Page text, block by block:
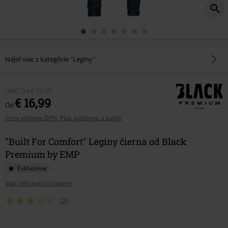
Nájsť viac z kategórie "Legíny"
OMC Od € 19,99
Od € 16,99
Ceny vrátane DPH, Plus poštovné a balné
"Built For Comfort" Legíny čierna od Black
Premium by EMP
Exkluzívne
Viac informácií o tovare
(2)